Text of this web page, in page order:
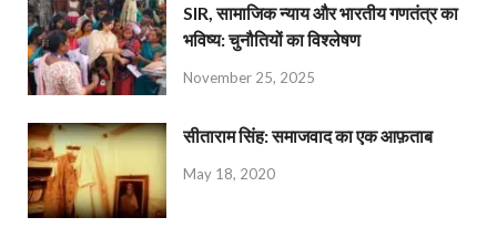
SIR, सामाजिक न्याय और भारतीय गणतंत्र का
भविष्य: चुनौतियों का विश्लेषण
November 25, 2025
सीताराम सिंह: समाजवाद का एक आफ़ताब
May 18, 2020